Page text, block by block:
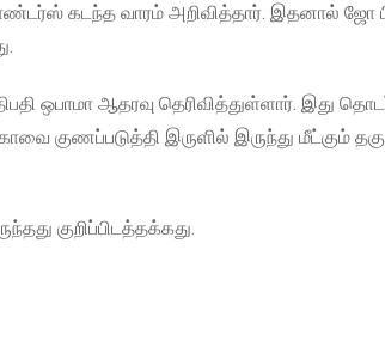
கடந்த வாரம் அறிவித்தார். இதனால் ஜோ
ஒபாமா ஆதரவு தெரிவித்துள்ளார். இது
குணப்படுத்தி இருளில் இருந்து மீட்கும்
குறிப்பிடத்தக்கது.